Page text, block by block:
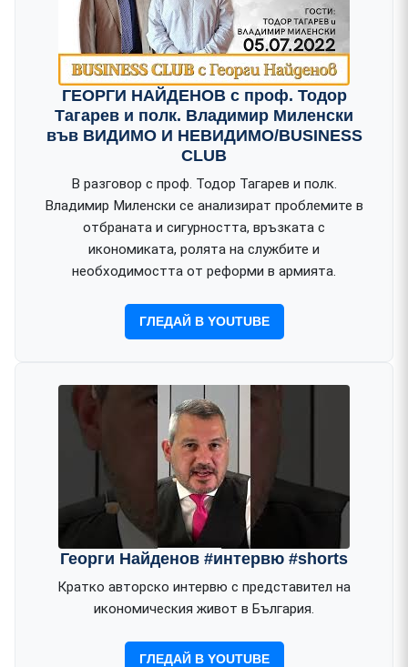
ГЕОРГИ НАЙДЕНОВ с проф. Тодор
Тагарев и полк. Владимир Миленски
във ВИДИМО И НЕВИДИМО/BUSINESS
CLUB
В разговор с проф. Тодор Тагарев и полк.
Владимир Миленски се анализират проблемите в
отбраната и сигурността, връзката с
икономиката, ролята на службите и
необходимостта от реформи в армията.
ГЛЕДАЙ В YOUTUBE
Георги Найденов #интервю #shorts
Кратко авторско интервю с представител на
икономическия живот в България.
ГЛЕДАЙ В YOUTUBE